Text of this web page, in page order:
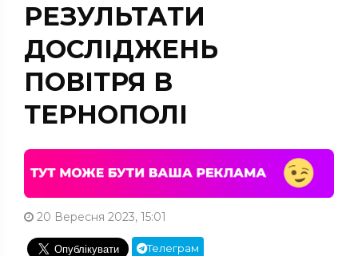
РЕЗУЛЬТАТИ
ДОСЛІДЖЕНЬ
ПОВІТРЯ В
ТЕРНОПОЛІ
20 Вересня 2023, 15:01
Телеграм